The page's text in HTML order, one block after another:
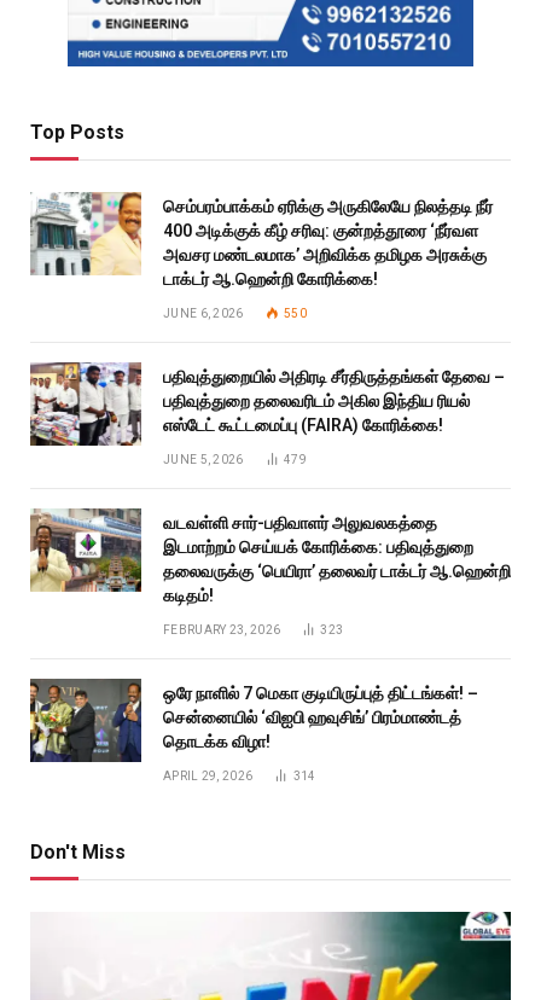
Top Posts
செம்பரம்பாக்கம் ஏரிக்கு அருகிலேயே நிலத்தடி நீர்
400 அடிக்குக் கீழ் சரிவு: குன்றத்தூரை ‘நீர்வள
அவசர மண்டலமாக’ அறிவிக்க தமிழக அரசுக்கு
டாக்டர் ஆ.ஹென்றி கோரிக்கை!
JUNE 6, 2026 550
பதிவுத்துறையில் அதிரடி சீர்திருத்தங்கள் தேவை –
பதிவுத்துறை தலைவரிடம் அகில இந்திய ரியல்
எஸ்டேட் கூட்டமைப்பு (FAIRA) கோரிக்கை!
JUNE 5, 2026 479
வடவள்ளி சார்-பதிவாளர் அலுவலகத்தை
இடமாற்றம் செய்யக் கோரிக்கை: பதிவுத்துறை
தலைவருக்கு ‘பெயிரா’ தலைவர் டாக்டர் ஆ.ஹென்றி
கடிதம்!
FEBRUARY 23, 2026 323
ஒரே நாளில் 7 மெகா குடியிருப்புத் திட்டங்கள்! –
சென்னையில் ‘விஐபி ஹவுசிங்’ பிரம்மாண்டத்
தொடக்க விழா!
APRIL 29, 2026 314
Don't Miss